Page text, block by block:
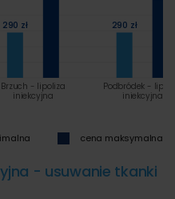
290 zł 290 zł
Brzuch - lipoliza
iniekcyjna
Podbródek -
iniekcyjna
cena maksymalna
- usuwanie tkanki